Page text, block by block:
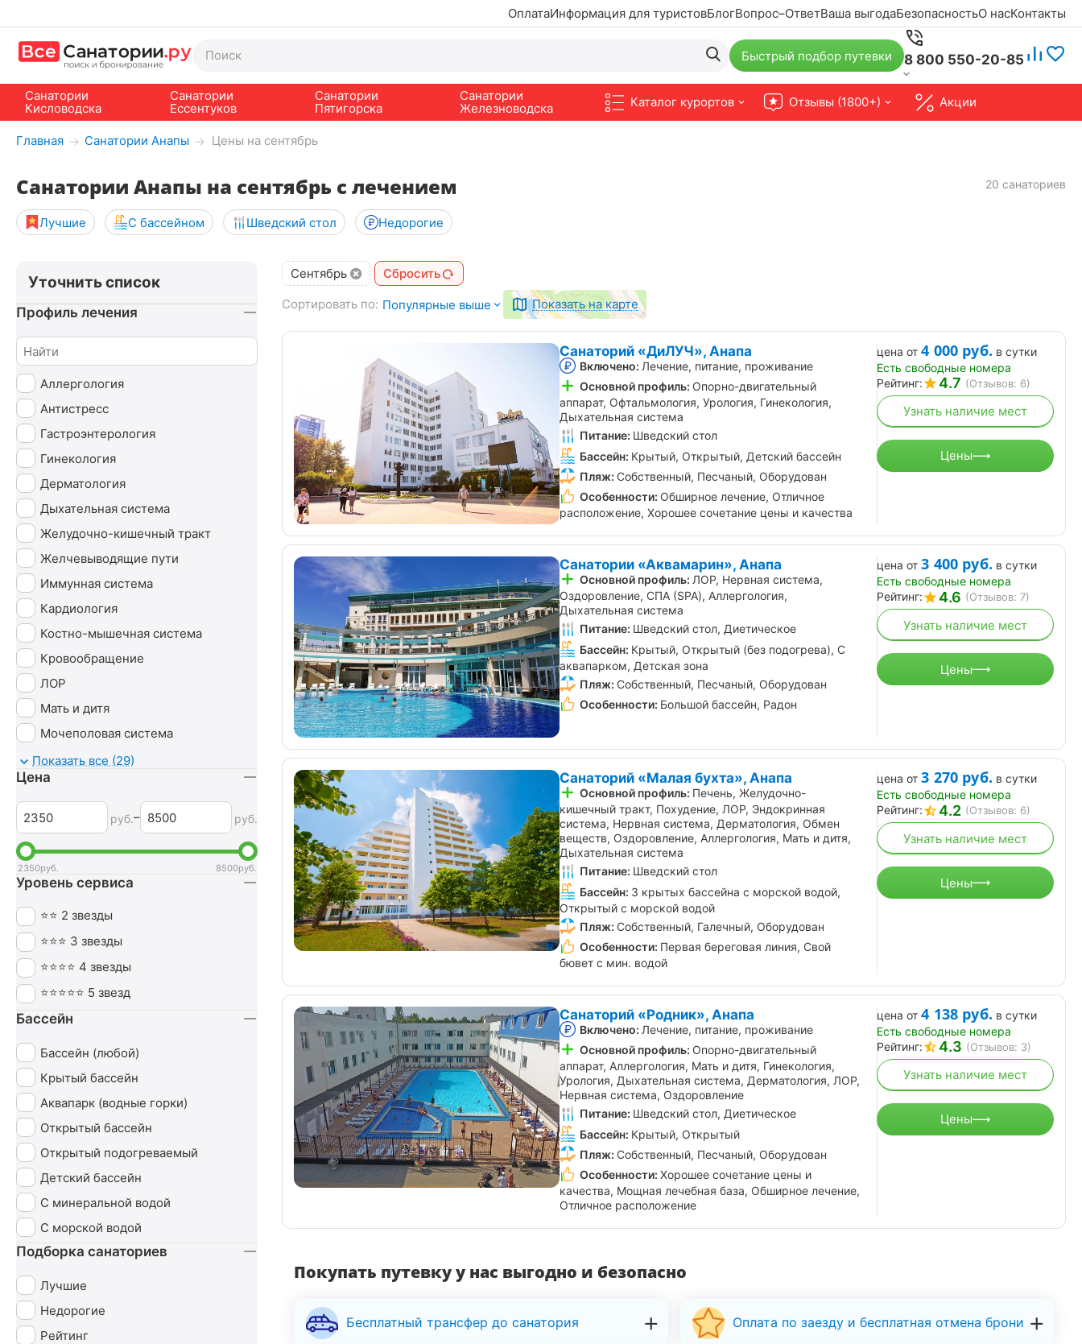
ОплатаИнформация для туристовБлогВопрос–ОтветВаша выгодаБезопасностьО насКонтакты
Быстрый подбор путевки 8 800 550-20-85
Санатории
Кисловодска
Санатории
Ессентуков
Санатории
Пятигорска
Санатории
Железноводска
Каталог курортов Отзывы (1800+) Акции
Главная → Санатории Анапы → Цены на сентябрь
Санатории Анапы на сентябрь с лечением 20 санаториев
Лучшие С бассейном Шведский стол Недорогие
Сентябрь
Сбросить
Сортировать по: Популярные выше Показать на карте
Санаторий «ДиЛУЧ», Анапа
Включено: Лечение, питание, проживание
Основной профиль: Опорно-двигательный
аппарат, Офтальмология, Урология, Гинекология,
Дыхательная система
Питание: Шведский стол
Бассейн: Крытый, Открытый, Детский бассейн
Пляж: Собственный, Песчаный, Оборудован
Особенности: Обширное лечение, Отличное
расположение, Хорошее сочетание цены и качества
цена от 4 000 руб. в сутки
Есть свободные номера
Рейтинг:
4.7 (Отзывов: 6)
Узнать наличие мест
Цены
Санатории «Аквамарин», Анапа
Основной профиль: ЛОР, Нервная система,
Оздоровление, СПА (SPA), Аллергология,
Дыхательная система
Питание: Шведский стол, Диетическое
Бассейн: Крытый, Открытый (без подогрева), С
аквапарком, Детская зона
Пляж: Собственный, Песчаный, Оборудован
Особенности: Большой бассейн, Радон
цена от 3 400 руб. в сутки
Есть свободные номера
Рейтинг:
4.6 (Отзывов: 7)
Узнать наличие мест
Цены
Санаторий «Малая бухта», Анапа
Основной профиль: Печень, Желудочно-
кишечный тракт, Похудение, ЛОР, Эндокринная
система, Нервная система, Дерматология, Обмен
веществ, Оздоровление, Аллергология, Мать и дитя,
Дыхательная система
Питание: Шведский стол
Бассейн: 3 крытых бассейна с морской водой,
Открытый с морской водой
Пляж: Собственный, Галечный, Оборудован
Особенности: Первая береговая линия, Свой
бювет с мин. водой
цена от 3 270 руб. в сутки
Есть свободные номера
Рейтинг:
4.2 (Отзывов: 6)
Узнать наличие мест
Цены
Санаторий «Родник», Анапа
Включено: Лечение, питание, проживание
Основной профиль: Опорно-двигательный
аппарат, Аллергология, Мать и дитя, Гинекология,
Урология, Дыхательная система, Дерматология, ЛОР,
Нервная система, Оздоровление
Питание: Шведский стол, Диетическое
Бассейн: Крытый, Открытый
Пляж: Собственный, Песчаный, Оборудован
Особенности: Хорошее сочетание цены и
качества, Мощная лечебная база, Обширное лечение,
Отличное расположение
цена от 4 138 руб. в сутки
Есть свободные номера
Рейтинг:
4.3 (Отзывов: 3)
Узнать наличие мест
Цены
Покупать путевку у нас выгодно и безопасно
Бесплатный трансфер до санатория Оплата по заезду и бесплатная отмена брони
Уточнить список
Профиль лечения
Аллергология
Антистресс
Гастроэнтерология
Гинекология
Дерматология
Дыхательная система
Желудочно-кишечный тракт
Желчевыводящие пути
Иммунная система
Кардиология
Костно-мышечная система
Кровообращение
ЛОР
Мать и дитя
Мочеполовая система
Неврология
Нервная система
Обмен веществ
Оздоровительный
Опорно-двигательный аппарат
Ортопедия
Офтальмология
Урология
Эндокринная система
Показать все (29)
Цена
руб.– руб.
2350руб. 8500руб.
Уровень сервиса
⭐⭐ 2 звезды
⭐⭐⭐ 3 звезды
⭐⭐⭐⭐ 4 звезды
⭐⭐⭐⭐⭐ 5 звезд
Бассейн
Бассейн (любой)
Крытый бассейн
Аквапарк (водные горки)
Открытый бассейн
Открытый подогреваемый
Детский бассейн
С минеральной водой
С морской водой
Подборка санаториев
Лучшие
Недорогие
Рейтинг